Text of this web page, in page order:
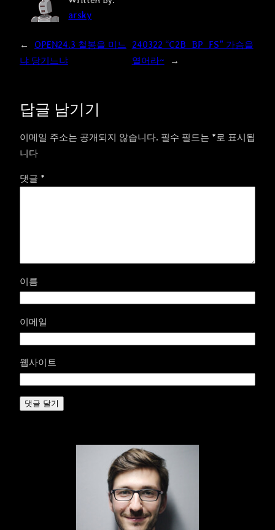
arsky
←
OPEN24.3 철봉을 미느
냐 당기느냐
240322 “C2B_BP_FS” 가슴을
열어라~
→
답글 남기기
이메일 주소는 공개되지 않습니다. 필수 필드는 *로 표시됩
니다
댓글 *
이름
이메일
웹사이트